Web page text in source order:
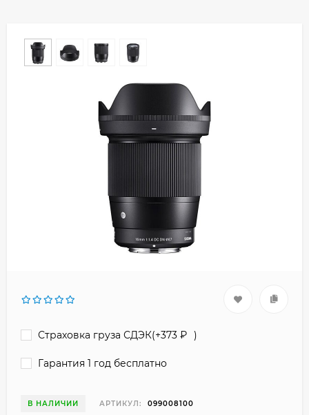
Страховка груза СДЭК(+373 )
Гарантия 1 год бесплатно
В НАЛИЧИИ АРТИКУЛ: 099008100